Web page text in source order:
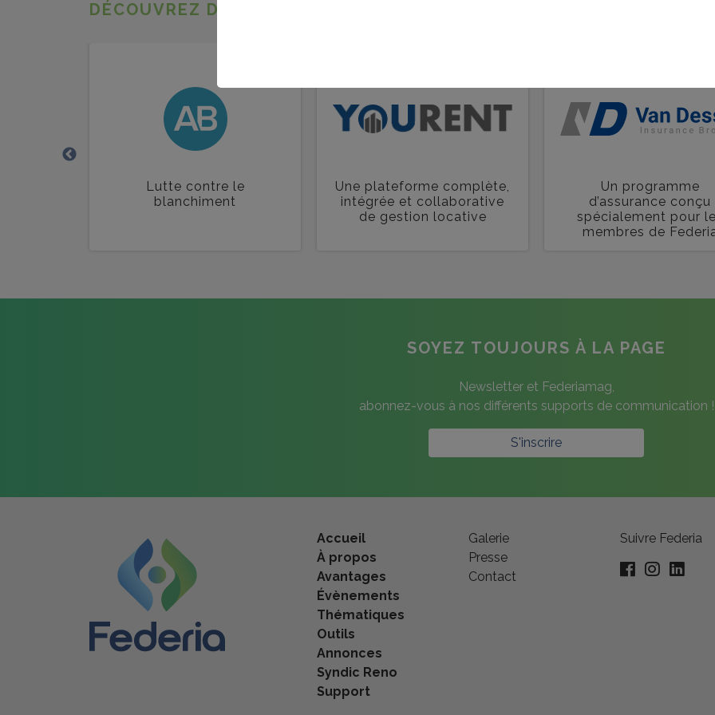
DÉCOUVREZ D’AUTRES AVANTAGES
Lutte contre le
blanchiment
Une plateforme complète,
intégrée et collaborative
de gestion locative
Un programme
d’assurance conçu
spécialement pour
membres de
SOYEZ TOUJOURS À LA PAGE
Newsletter et Federiamag,
abonnez-vous à nos différents supports de communication !
S'inscrire
Accueil
À propos
Avantages
Évènements
Thématiques
Outils
Annonces
Syndic Reno
Support
Galerie
Presse
Contact
Suivre Federia